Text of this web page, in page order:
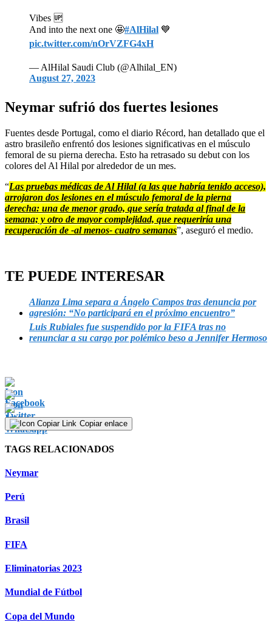
Vibes 🆙
And into the next one 🤩#AlHilal 💙
pic.twitter.com/nOrVZFG4xH
— AlHilal Saudi Club (@Alhilal_EN)
August 27, 2023
Neymar sufrió dos fuertes lesiones
Fuentes desde Portugal, como el diario Récord, han detallado que el
astro brasileño enfrentó dos lesiones significativas en el músculo
femoral de su pierna derecha. Esto ha retrasado su debut con los
colores del Al Hilal por alrededor de un mes.
“Las pruebas médicas de Al Hilal (a las que habría tenido acceso),
arrojaron dos lesiones en el músculo femoral de la pierna
derecha: una de menor grado, que sería tratada al final de la
semana; y otro de mayor complejidad, que requeriría una
recuperación de -al menos- cuatro semanas”, aseguró el medio.
TE PUEDE INTERESAR
Alianza Lima separa a Ángelo Campos tras denuncia por
agresión: “No participará en el próximo encuentro”
Luis Rubiales fue suspendido por la FIFA tras no
renunciar a su cargo por polémico beso a Jennifer Hermoso
Copiar enlace
TAGS RELACIONADOS
Neymar
Perú
Brasil
FIFA
Eliminatorias 2023
Mundial de Fútbol
Copa del Mundo